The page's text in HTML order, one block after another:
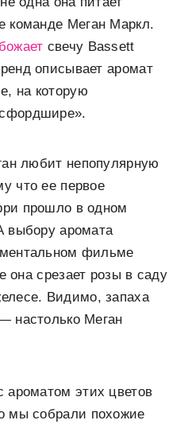
команде Меган Маркл.
свечу Bassett
описывает аромат
на которую
любит непопулярную
что ее первое
прошло в одном
выбору аромата
фильме
она срезает розы в саду
Видимо, запаха
настолько Меган
ароматом этих цветов
мы собрали похожие